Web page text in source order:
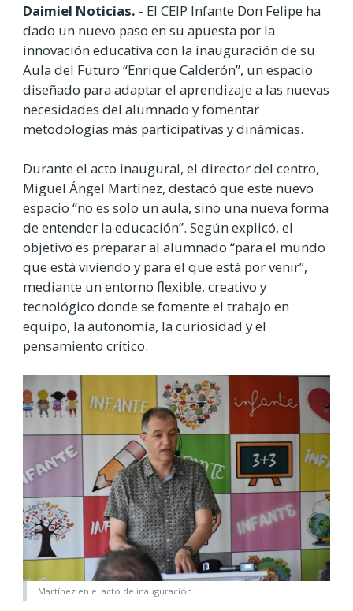
Daimiel Noticias. - El CEIP Infante Don Felipe ha
dado un nuevo paso en su apuesta por la
innovación educativa con la inauguración de su
Aula del Futuro “Enrique Calderón”, un espacio
diseñado para adaptar el aprendizaje a las nuevas
necesidades del alumnado y fomentar
metodologías más participativas y dinámicas.
Durante el acto inaugural, el director del centro,
Miguel Ángel Martínez, destacó que este nuevo
espacio “no es solo un aula, sino una nueva forma
de entender la educación”. Según explicó, el
objetivo es preparar al alumnado “para el mundo
que está viviendo y para el que está por venir”,
mediante un entorno flexible, creativo y
tecnológico donde se fomente el trabajo en
equipo, la autonomía, la curiosidad y el
pensamiento crítico.
Martínez en el acto de inauguración